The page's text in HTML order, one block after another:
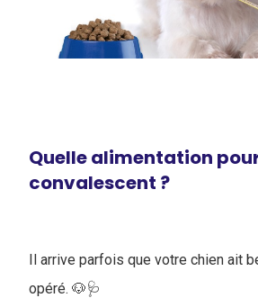
Quelle alimentation
convalescent ?
Il arrive parfois que votre chien ait
opéré. 🐶🩺